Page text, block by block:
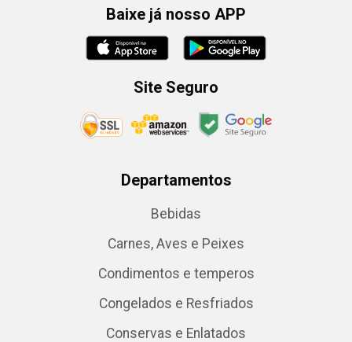
Baixe já nosso APP
Site Seguro
Departamentos
Bebidas
Carnes, Aves e Peixes
Condimentos e temperos
Congelados e Resfriados
Conservas e Enlatados